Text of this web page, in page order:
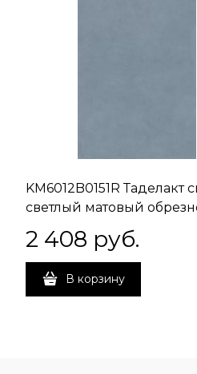
KM6012B0151R Таделакт
светлый матовый
2 408 руб.
В корзину